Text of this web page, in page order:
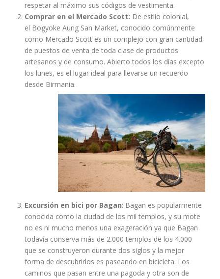
respetar al máximo sus códigos de vestimenta.
Comprar en el Mercado Scott: De estilo colonial,
el Bogyoke Aung San Market, conocido comúnmente
como Mercado Scott es un complejo con gran cantidad
de puestos de venta de toda clase de productos
artesanos y de consumo. Abierto todos los días excepto
los lunes, es el lugar ideal para llevarse un recuerdo
desde Birmania.
Excursión en bici por Bagan: Bagan es popularmente
conocida como la ciudad de los mil templos, y su mote
no es ni mucho menos una exageración ya que Bagan
todavía conserva más de 2.000 templos de los 4.000
que se construyeron durante dos siglos y la mejor
forma de descubrirlos es paseando en bicicleta. Los
caminos que pasan entre una pagoda y otra son de